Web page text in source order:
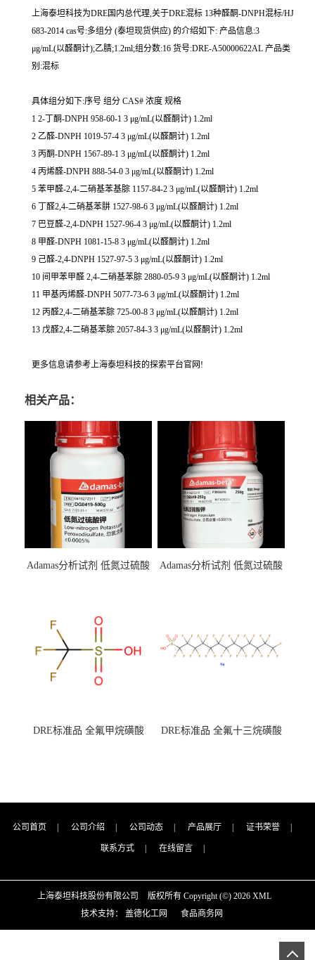
上海泰坦科技为DRE国内总代理,关于DRE混标 13种醛酮-DNPH混标/HJ
683-2014 cas号:多组分 (泰坦现货供应) 的介绍如下: 产品信息:3
μg/mL(以醛酮计);乙腈;1.2ml;组分数:16 货号:DRE-A50000622AL 产品类
别:混标
具体组分如下:序号 组分 CAS# 浓度 规格
1 2-丁酮-DNPH 958-60-1 3 μg/mL(以醛酮计) 1.2ml
2 乙醛-DNPH 1019-57-4 3 μg/mL(以醛酮计) 1.2ml
3 丙酮-DNPH 1567-89-1 3 μg/mL(以醛酮计) 1.2ml
4 丙烯醛-DNPH 888-54-0 3 μg/mL(以醛酮计) 1.2ml
5 苯甲醛-2,4-二硝基苯基腙 1157-84-2 3 μg/mL(以醛酮计) 1.2ml
6 丁醛2,4-二硝基苯肼 1527-98-6 3 μg/mL(以醛酮计) 1.2ml
7 巴豆醛-2,4-DNPH 1527-96-4 3 μg/mL(以醛酮计) 1.2ml
8 甲醛-DNPH 1081-15-8 3 μg/mL(以醛酮计) 1.2ml
9 己醛-2,4-DNPH 1527-97-5 3 μg/mL(以醛酮计) 1.2ml
10 间甲苯甲醛 2,4-二硝基苯腙 2880-05-9 3 μg/mL(以醛酮计) 1.2ml
11 甲基丙烯醛-DNPH 5077-73-6 3 μg/mL(以醛酮计) 1.2ml
12 丙醛2,4-二硝基苯腙 725-00-8 3 μg/mL(以醛酮计) 1.2ml
13 戊醛2,4-二硝基苯腙 2057-84-3 3 μg/mL(以醛酮计) 1.2ml
更多信息请参考上海泰坦科技的探索平台官网!
相关产品：
Adamas分析试剂 低氮过硫酸
（泰坦现货供应）
Adamas分析试剂 低氮过硫酸
DRE标准品 全氟甲烷磺酸
DRE标准品 全氟十三烷磺酸
公司首页 公司介绍 公司动态 产品展厅 证书荣誉
联系方式 在线留言
上海泰坦科技股份有限公司 版权所有 Copyright (©) 2026 XML
技术支持： 盖德化工网 食品商务网